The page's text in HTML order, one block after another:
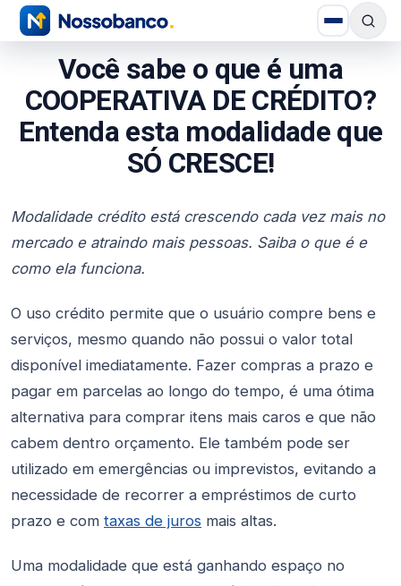
Você sabe o que é uma
COOPERATIVA DE CRÉDITO?
Entenda esta modalidade que
SÓ CRESCE!
Modalidade crédito está crescendo cada vez mais no
mercado e atraindo mais pessoas. Saiba o que é e
como ela funciona.
O uso crédito permite que o usuário compre bens e
serviços, mesmo quando não possui o valor total
disponível imediatamente. Fazer compras a prazo e
pagar em parcelas ao longo do tempo, é uma ótima
alternativa para comprar itens mais caros e que não
cabem dentro orçamento. Ele também pode ser
utilizado em emergências ou imprevistos, evitando a
necessidade de recorrer a empréstimos de curto
prazo e com taxas de juros mais altas.
Uma modalidade que está ganhando espaço no